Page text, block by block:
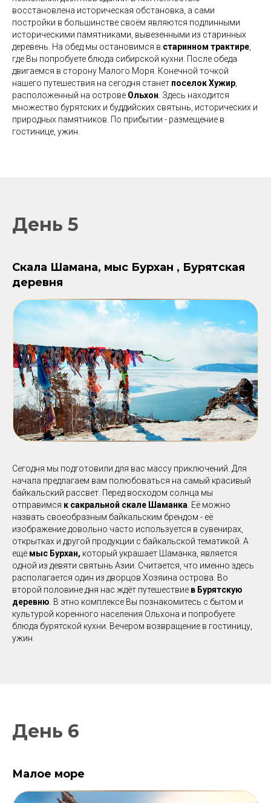
восстановлена историческая обстановка, а сами
постройки в большинстве своём являются подлинными
историческими памятниками, вывезенными из старинных
деревень. На обед мы остановимся в старинном трактире,
где Вы попробуете блюда сибирской кухни. После обеда
двигаемся в сторону Малого Моря. Конечной точкой
нашего путешествия на сегодня станет поселок Хужир,
расположенный на острове Ольхон. Здесь находится
множество бурятских и буддийских святынь, исторических и
природных памятников. По прибытии - размещение в
гостинице, ужин.
День 5
Скала Шамана, мыс Бурхан , Бурятская
деревня
Сегодня мы подготовили для вас массу приключений. Для
начала предлагаем вам полюбоваться на самый красивый
байкальский рассвет. Перед восходом солнца мы
отправимся к сакральной скале Шаманка. Её можно
назвать своеобразным байкальским брендом - её
изображение довольно часто используется в сувенирах,
открытках и другой продукции с байкальской тематикой. А
ещё мыс Бурхан, который украшает Шаманка, является
одной из девяти святынь Азии. Считается, что именно здесь
располагается один из дворцов Хозяина острова. Во
второй половине дня нас ждёт путешествие в Бурятскую
деревню. В этно комплексе Вы познакомитесь с бытом и
культурой коренного населения Ольхона и попробуете
блюда бурятской кухни. Вечером возвращение в гостиницу,
ужин
День 6
Малое море